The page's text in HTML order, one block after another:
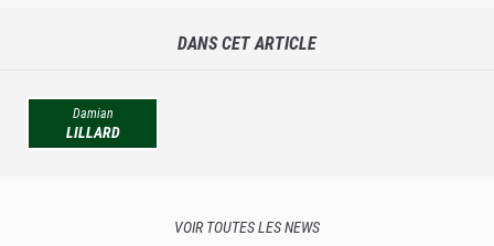
DANS CET ARTICLE
Damian
LILLARD
VOIR TOUTES LES NEWS